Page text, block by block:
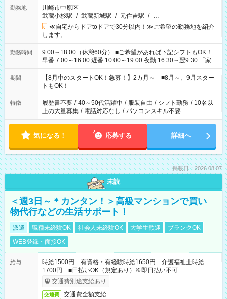
勤務地
川崎市中原区
武蔵小杉駅 / 武蔵新城駅 / 元住吉駅 / …
≪自宅からドアtoドアで30分以内！≫ご希望の勤務地を紹介
します。
勤務時間
9:00～18:00（休憩60分） ■ご希望があれば下記シフトもOK！
早番 7:00～16:00 遅番 10:00～19:00 夜勤 16:30～翌9:30 「家族
と休みを合わせたい」 「余裕を持って夕飯の準備がしたい」
「できれば残業はしたくない」 など、ご希望を教えてください
ね。 ※Wワーク希望の方へ 今ご覧のお仕事で希望する勤務時間
と、もう1つのお仕事の勤務時間。 合計で週40時間を超える場
合は応募できません。
期間
【8月中のスタートOK！急募！】2カ月～ ■8月～、9月スター
トもOK！
特徴 履歴書不要 / 40～50代活躍中 / 服装自由 / シフト勤務 / 10名以
上の大量募集 / 電話対応なし / パソコンスキル不要
気になる！ 応募する 詳細へ
掲載日：2026.08.07
未読
＜週3日～＊カンタン！＞高級マンションで買い
物代行などの生活サポート！
派遣 職種未経験OK 社会人未経験OK 大学生歓迎
ブランクOK
WEB登録・面接OK
給与
時給1500円 有資格・有経験時給1650円 介護福祉士時給
1700円 ■日払いOK（規定あり）※即日払い不可
交通費別途支給あり
交通費 交通費全額支給